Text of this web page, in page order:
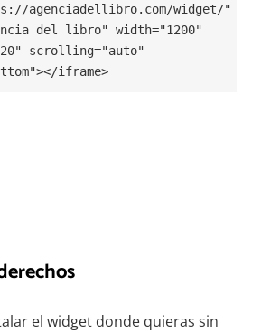
agenciadellibro.com/widget/"
del libro" width="1200"
scrolling="auto"
iframe>
el widget donde quieras sin